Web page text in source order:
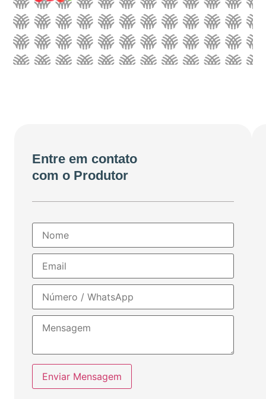
Entre em contato
com o Produtor
Enviar Mensagem